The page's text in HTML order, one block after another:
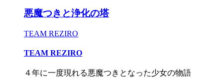
悪魔つきと浄化の塔
TEAM REZIRO
TEAM REZIRO
４年に一度現れる悪魔つきとなった少女の物語